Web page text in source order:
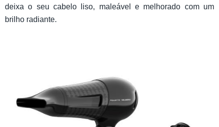
deixa o seu cabelo liso, maleável e melhorado com um
brilho radiante.